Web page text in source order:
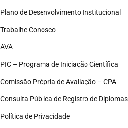
Plano de Desenvolvimento Institucional
Trabalhe Conosco
AVA
PIC – Programa de Iniciação Científica
Comissão Própria de Avaliação – CPA
Consulta Pública de Registro de Diplomas
Política de Privacidade